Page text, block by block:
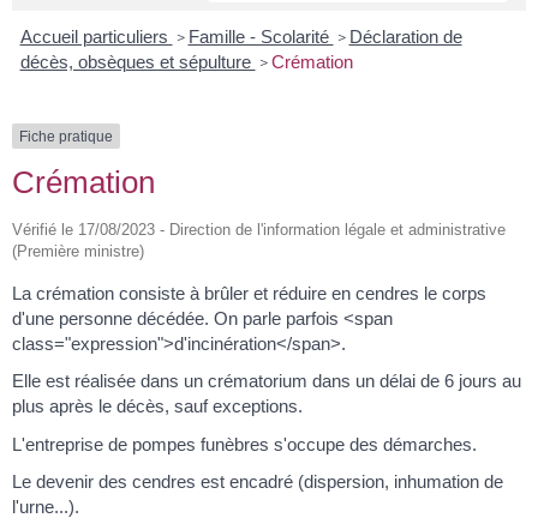
Accueil particuliers > Famille - Scolarité > Déclaration de
décès, obsèques et sépulture > Crémation
Fiche pratique
Crémation
Vérifié le 17/08/2023 - Direction de l'information légale et administrative
(Première ministre)
La crémation consiste à brûler et réduire en cendres le corps
d'une personne décédée. On parle parfois <span
class="expression">d'incinération</span>.
Elle est réalisée dans un crématorium dans un délai de 6 jours au
plus après le décès, sauf exceptions.
L'entreprise de pompes funèbres s'occupe des démarches.
Le devenir des cendres est encadré (dispersion, inhumation de
l'urne...).